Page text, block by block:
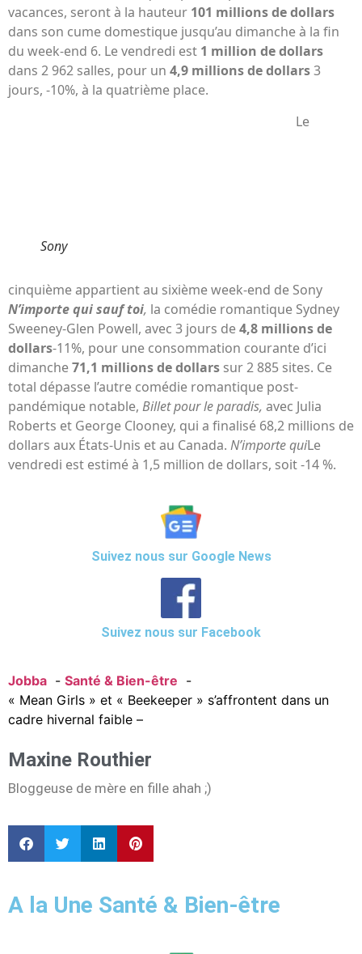
vacances, seront à la hauteur 101 millions de dollars
dans son cume domestique jusqu’au dimanche à la fin
du week-end 6. Le vendredi est 1 million de dollars
dans 2 962 salles, pour un 4,9 millions de dollars3
jours, -10%, à la quatrième place.
Sony
Le
cinquième appartient au sixième week-end de Sony
N’importe qui sauf toi, la comédie romantique Sydney
Sweeney-Glen Powell, avec 3 jours de4,8 millions de
dollars-11%, pour une consommation courante d’ici
dimanche71,1 millions de dollars sur 2 885 sites. Ce
total dépasse l’autre comédie romantique post-
pandémique notable, Billet pour le paradis, avec Julia
Roberts et George Clooney, qui a finalisé 68,2 millions de
dollars aux États-Unis et au Canada. N’importe quiLe
vendredi est estimé à 1,5 million de dollars, soit -14 %.
Suivez nous sur Google News
Suivez nous sur Facebook
Jobba
Santé & Bien-être
« Mean Girls » et « Beekeeper » s’affrontent dans un
cadre hivernal faible –
Maxine Routhier
Bloggeuse de mère en fille ahah ;)
A la Une Santé & Bien-être